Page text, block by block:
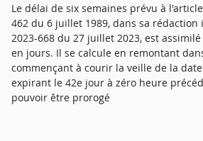
Le délai de six semaines prévu à
462 du 6 juillet 1989, dans sa rédaction
2023-668 du 27 juillet 2023, est
en jours. Il se calcule en remontant
commençant à courir la veille de la
expirant le 42e jour à zéro heure
pouvoir être prorogé